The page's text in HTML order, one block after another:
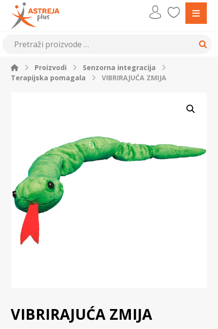
Proizvodi
Senzorna integracija
Terapijska pomagala
VIBRIRAJUĆA ZMIJA
VIBRIRAJUĆA ZMIJA